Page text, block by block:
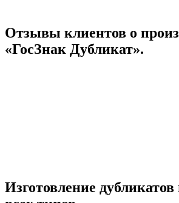
Отзывы клиентов о
«ГосЗнак Дубликат».
Изготовление дубликатов